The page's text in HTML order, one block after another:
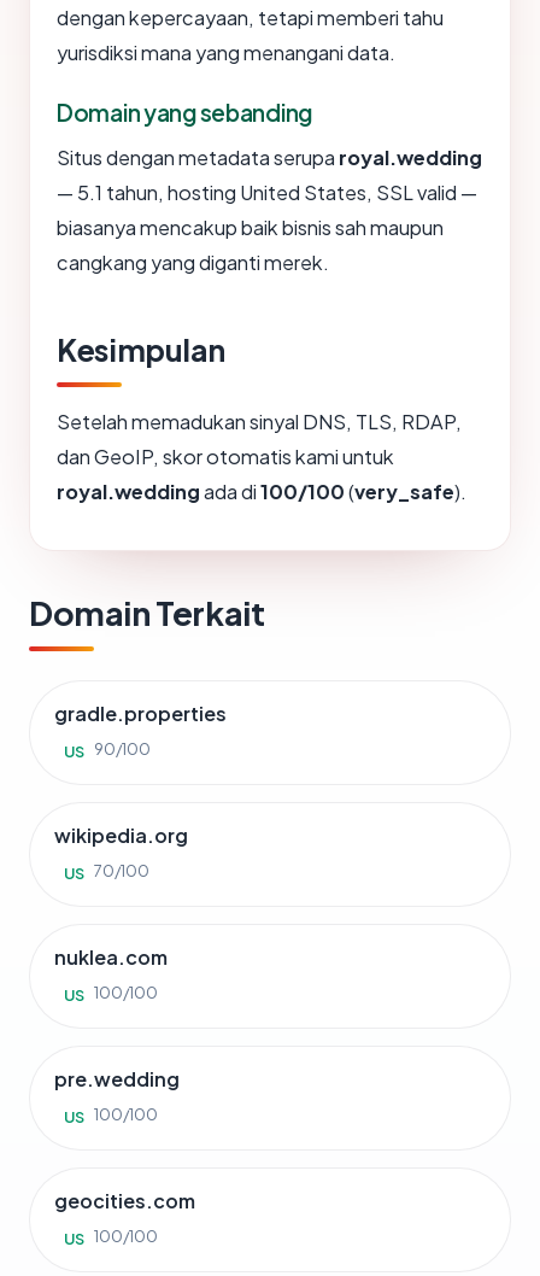
dengan kepercayaan, tetapi memberi tahu
yurisdiksi mana yang menangani data.
Domain yang sebanding
Situs dengan metadata serupa royal.wedding
— 5.1 tahun, hosting United States, SSL valid —
biasanya mencakup baik bisnis sah maupun
cangkang yang diganti merek.
Kesimpulan
Setelah memadukan sinyal DNS, TLS, RDAP,
dan GeoIP, skor otomatis kami untuk
royal.weddingada di100/100(very_safe).
Domain Terkait
gradle.properties
US 90/100
wikipedia.org
US 70/100
nuklea.com
US 100/100
pre.wedding
US 100/100
geocities.com
US 100/100